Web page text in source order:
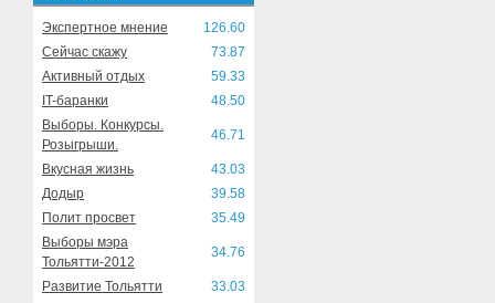
Экспертное мнение
126.60
Сейчас скажу
73.87
Активный отдых
59.33
IT-баранки
48.50
Выборы. Конкурсы.
Розыгрыши.
46.71
Вкусная жизнь
43.03
Додыр
39.58
Полит просвет
35.49
Выборы мэра
Тольятти-2012
34.76
Развитие Тольятти 33.03